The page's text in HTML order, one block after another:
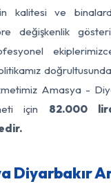
kalitesi ve
değişkenlik
Amasya -
için 82.000
Diyarbakır